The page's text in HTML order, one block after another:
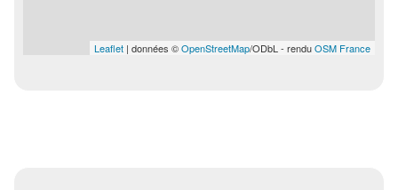
Leaflet | données ©OpenStreetMap/ODbL - renduOSM France